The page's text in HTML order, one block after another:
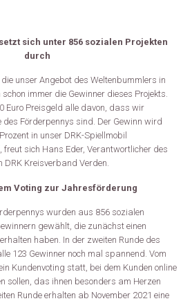
sich unter 856 sozialen Projekten
durch
unser Angebot des Weltenbummlers in
immer die Gewinner dieses Projekts.
Euro Preisgeld alle davon, dass wir
des Förderpennys sind. Der Gewinn wird
in unser DRK-Spiellmobil
freut sich Hans Eder, Verantwortlicher des
DRK Kreisverband Verden.
Voting zur Jahresförderung
wurden aus 856 sozialen
gewählt, die zunächst einen
haben. In der zweiten Runde des
123 Gewinner noch mal spannend. Vom
Kundenvoting statt, bei dem Kunden online
sollen, das ihnen besonders am Herzen
Runde erhalten ab November 2021 eine